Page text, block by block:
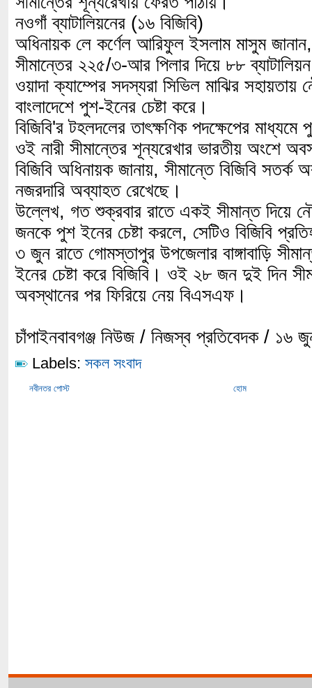
নওগাঁ ব্যাটালিয়নের (১৬ বিজিবি)
অধিনায়ক লে কর্ণেল আরিফুল ইসলাম মাসুম
সীমান্তের ২২৫/৩-আর পিলার দিয়ে ৮৮
ওয়াদা ক্যাম্পের সদস্যরা সিভিল মাঝির
বাংলাদেশে পুশ-ইনের চেষ্টা করে।
বিজিবি'র টহলদলের তাৎক্ষণিক পদক্ষেপের
ওই নারী সীমান্তের শূন্যরেখার ভারতীয় অংশে
বিজিবি অধিনায়ক জানায়, সীমান্তে বিজিবি সতর্ক
নজরদারি অব্যাহত রেখেছে।
উল্লেখ, গত শুক্রবার রাতে একই সীমান্ত দিয়ে
জনকে পুশ ইনের চেষ্টা করলে, সেটিও বিজিবি
৩ জুন রাতে গোমস্তাপুর উপজেলার বাঙ্গাবাড়ি
ইনের চেষ্টা করে বিজিবি। ওই ২৮ জন দুই দিন
অবস্থানের পর ফিরিয়ে নেয় বিএসএফ।
চাঁপাইনবাবগঞ্জ নিউজ / নিজস্ব প্রতিবেদক / ১৬
Labels: সকল সংবাদ
নবীনতর পোস্ট হোম